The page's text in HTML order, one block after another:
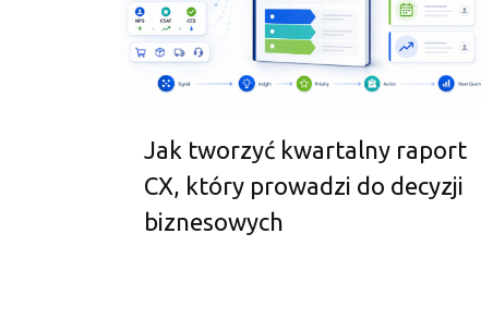
Jak tworzyć kwartalny raport
CX, który prowadzi do decyzji
biznesowych